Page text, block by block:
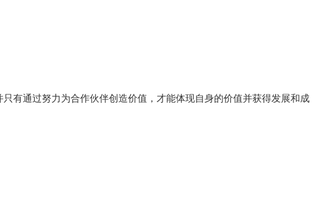
有通过努力为合作伙伴创造价值，才能体现自身的价值并获得发展和成